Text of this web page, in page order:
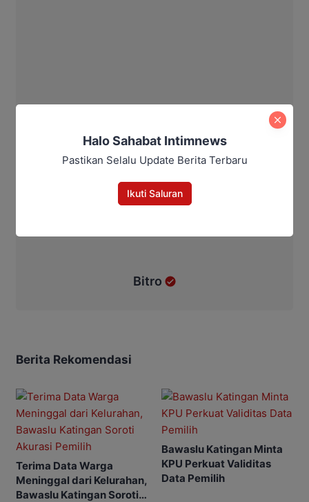
Bitro
Berita Rekomendasi
Terima Data Warga
Meninggal dari Kelurahan,
Bawaslu Katingan Soroti
Bawaslu Katingan Minta
KPU Perkuat Validitas
Data Pemilih
Halo Sahabat Intimnews
Pastikan Selalu Update Berita Terbaru
Ikuti Saluran